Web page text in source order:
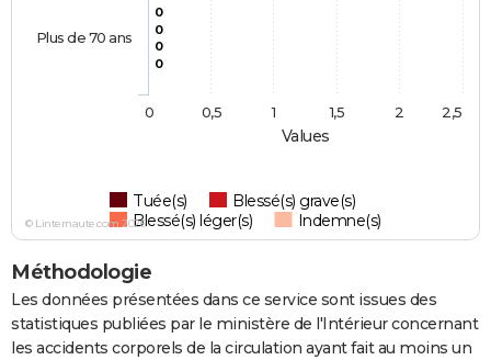
Values
0
0
0
0
Tuée(s)
Blessé(s) grave(s)
Blessé(s) léger(s)
Indemne(s)
Plus de 70 ans
0 0,5 1 1,5 2 2,5
© Linternaute.com 2026
Méthodologie
Les données présentées dans ce service sont issues des
statistiques publiées par le ministère de l'Intérieur concernant
les accidents corporels de la circulation ayant fait au moins un